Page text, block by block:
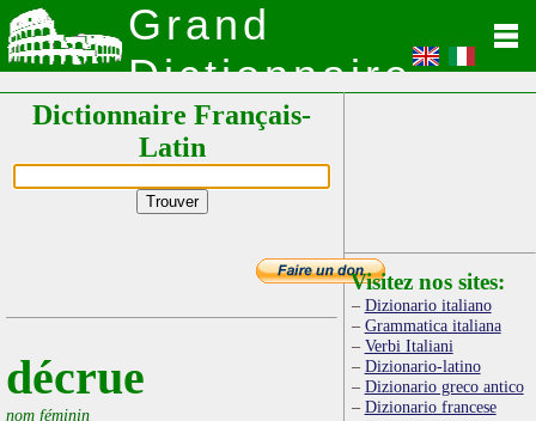
Grand
Dictionnaire
Latin
Dictionnaire Français-
Latin
décrue
nom féminin
Visitez nos sites:
Dizionario italiano
Grammatica italiana
Verbi Italiani
Dizionario-latino
Dizionario greco antico
Dizionario francese